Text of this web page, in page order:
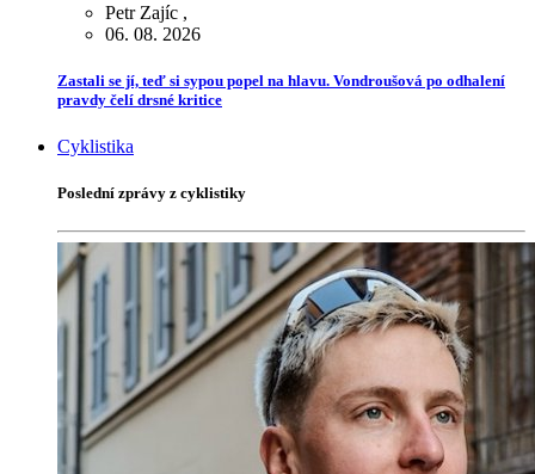
Petr Zajíc ,
06. 08. 2026
Zastali se jí, teď si sypou popel na hlavu. Vondroušová po odhalení
pravdy čelí drsné kritice
Cyklistika
Poslední zprávy z cyklistiky